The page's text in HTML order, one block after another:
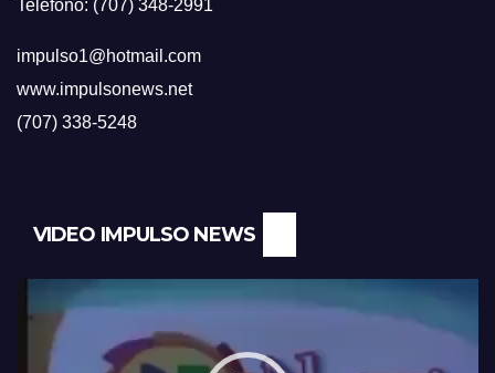
Teléfono: (707) 348-2991
impulso1@hotmail.com
www.impulsonews.net
(707) 338-5248
VIDEO IMPULSO NEWS
Reproductor